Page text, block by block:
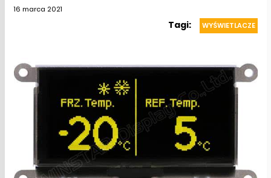
16 marca 2021
Tagi: WYŚWIETLACZE